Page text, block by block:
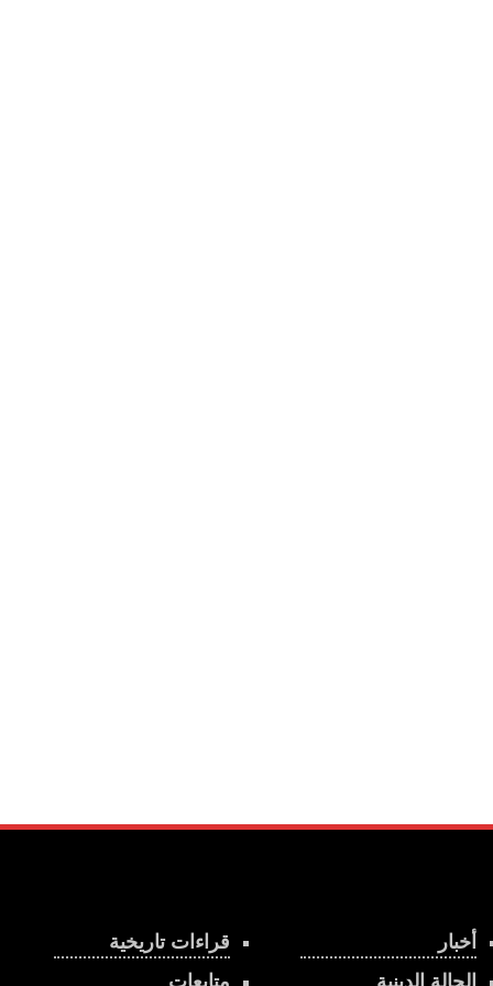
قراءات تاريخية
أخبار